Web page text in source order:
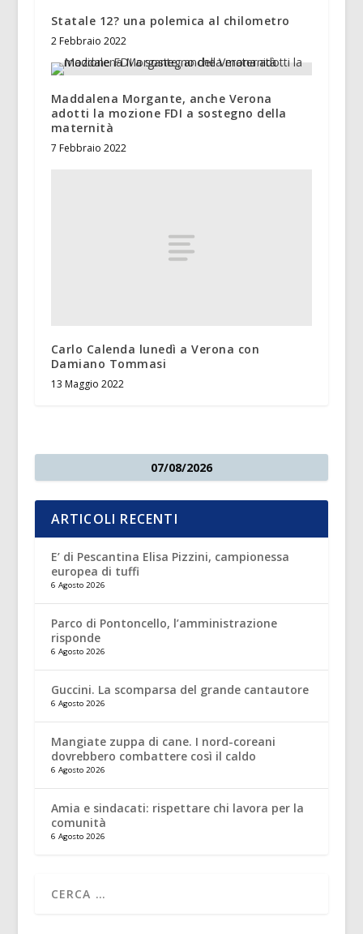
Statale 12? una polemica al chilometro
2 Febbraio 2022
Maddalena Morgante, anche Verona
adotti la mozione FDI a sostegno della
maternità
7 Febbraio 2022
Carlo Calenda lunedì a Verona con
Damiano Tommasi
13 Maggio 2022
07/08/2026
ARTICOLI RECENTI
E’ di Pescantina Elisa Pizzini, campionessa
europea di tuffi
6 Agosto 2026
Parco di Pontoncello, l’amministrazione
risponde
6 Agosto 2026
Guccini. La scomparsa del grande cantautore
6 Agosto 2026
Mangiate zuppa di cane. I nord-coreani
dovrebbero combattere così il caldo
6 Agosto 2026
Amia e sindacati: rispettare chi lavora per la
comunità
6 Agosto 2026